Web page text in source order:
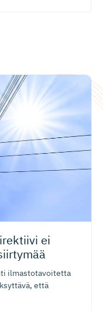
ei
ilmastotavoitetta
että